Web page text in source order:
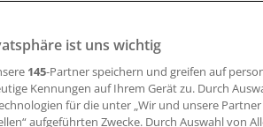
Aus einer einzigen Stammzelle
ist uns wichtig
145-Partner speichern und greifen auf
Kennungen auf Ihrem Gerät zu. Durch
für die unter „Wir und unsere
aufgeführten Zwecke. Durch Auswahl von